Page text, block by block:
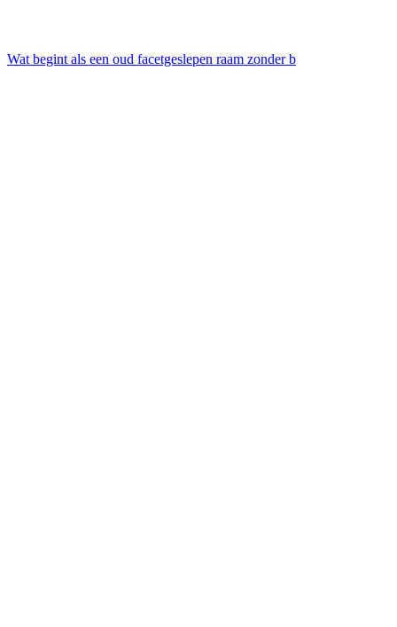
Wat begint als een oud facetgeslepen raam zonder b